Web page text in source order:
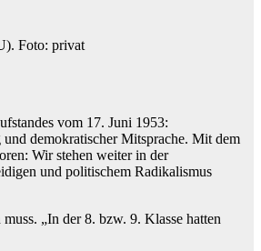
Foto: privat
vom 17. Juni 1953:
demokratischer Mitsprache. Mit dem
Wir stehen weiter in der
und politischem Radikalismus
„In der 8. bzw. 9. Klasse hatten